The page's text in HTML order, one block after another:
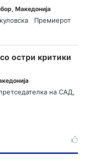
,Македонија
Премиерот
остри критики
на САД,